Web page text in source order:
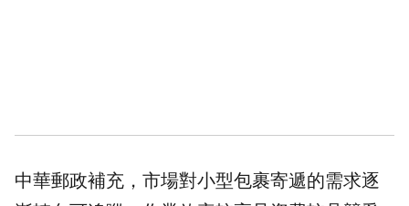
中華郵政補充，市場對小型包裹寄遞的需求逐